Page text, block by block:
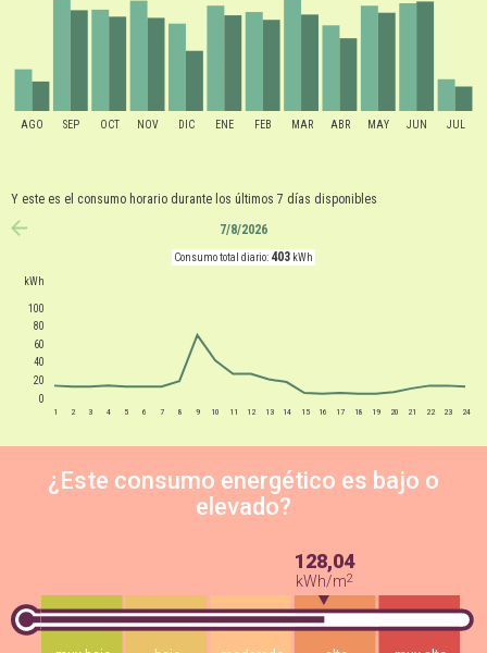
AGO SEP OCT NOV DIC ENE FEB MAR ABR MAY JUN JUL
Y este es el consumo horario durante los últimos 7 días disponibles
7/8/2026
Consumo total diario: 403 kWh
1 2 3 4 5 6 7 8 9 10 11 12 13 14 15 16 17 18 19 20 21 22 23 24
0
20
40
60
80
100
kWh
¿Este consumo energético es bajo o
elevado?
128,04
kWh/m2